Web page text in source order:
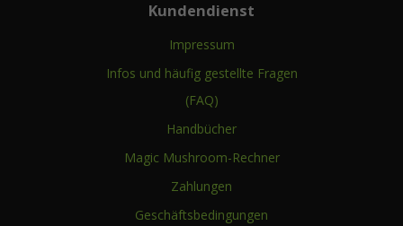
Kundendienst
Impressum
Infos und häufig gestellte Fragen
(FAQ)
Handbücher
Magic Mushroom-Rechner
Zahlungen
Geschäftsbedingungen